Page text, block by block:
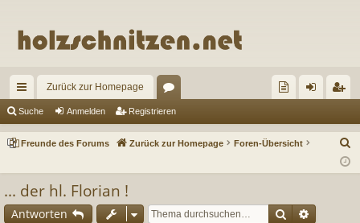
ch
ne
ug
riff
Zurück zur Homepage
or
en un
s
m
n
ist
rie
Suche Anmelden Registrieren
Freunde des Forums Zurück zur Homepage Foren-Übersicht
... der hl. Florian !
Antworten Suche